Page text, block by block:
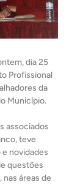
dia 25
Profissional
da
Município.
associados
teve
novidades
questões
áreas de